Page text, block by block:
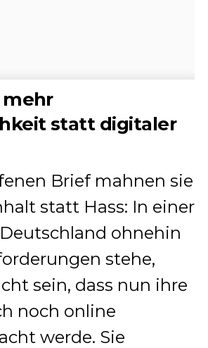
statt digitaler
Brief mahnen sie
statt Hass: In einer
ohnehin
stehe,
sein, dass nun ihre
noch online
werde. Sie